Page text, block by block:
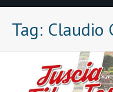
Tag: Claudio